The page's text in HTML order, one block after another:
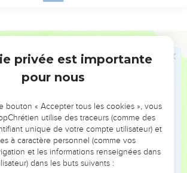
9
circonstances, favorables ou non.
pas non plus son heure. Il est pareil
dans le filet fatal, aux oiseaux pris au
les humains sont surpris lorsque le
le soleil, cet exemple de sagesse, et il
ville avec peu d'habitants ; un roi
contre elle, l’a encerclée et a fait de
privée est importante
pour nous
bouton « Accepter tous les cookies », vous
utilise des traceurs (comme des
unique de votre compte utilisateur) et
à caractère personnel (comme vos
et les informations renseignées dans
dans les buts suivants :